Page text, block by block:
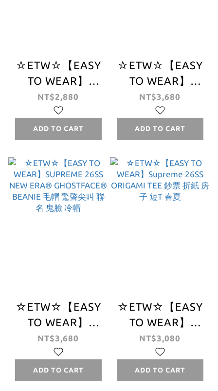
☆ETW☆【EASY
TO WEAR】
CARHARTT WIP
HARTT COIN
WALLET 卡哈 零
錢包 愛心 錢包 小
包
NT$2,880
ADD TO CART
☆ETW☆【EASY
TO WEAR】
SUPREME 26SS
OVERDYED
CAMP CAP 做舊
仿舊 老帽 五分帽
NT$3,680
ADD TO CART
☆ETW☆【EASY
TO WEAR】
SUPREME 26SS
NEW ERA®
GHOSTFACE®
BEANIE 毛帽 驚聲
NT$3,680
ADD TO CART
☆ETW☆【EASY
TO WEAR】
Supreme 26SS
ORIGAMI TEE 鈔
票 折紙 房子 短T
春夏
NT$3,080
ADD TO CART